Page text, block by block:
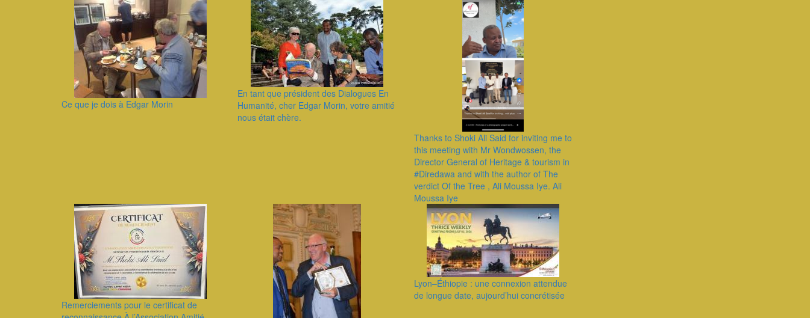
Ce que je dois à Edgar Morin
En tant que président des Dialogues En
Humanité, cher Edgar Morin, votre amitié
nous était chère.
Thanks to Shoki Ali Said for inviting me to
this meeting with Mr Wondwossen, the
Director General of Heritage & tourism in
#Diredawa and with the author of The
verdict Of the Tree , Ali Moussa Iye. Ali
Moussa Iye
Remerciements pour le certificat de
Lyon–Éthiopie : une connexion attendue
de longue date, aujourd’hui concrétisée